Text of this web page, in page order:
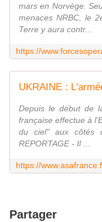
mars en Norvège.
menaces NRBC, le
Terre y aura contr...
Depuis le début de
française effectue à
du ciel" aux côtés
REPORTAGE - Il ...
Partager